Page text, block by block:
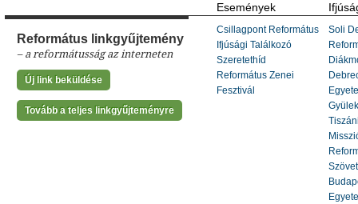
Református linkgyűjtemény
– a reformátusság az interneten
Új link beküldése
Tovább a teljes linkgyűjteményre
Események
Csillagpont Református
Ifjúsági Találkozó
Szeretethíd
Református Zenei
Fesztivál
Soli